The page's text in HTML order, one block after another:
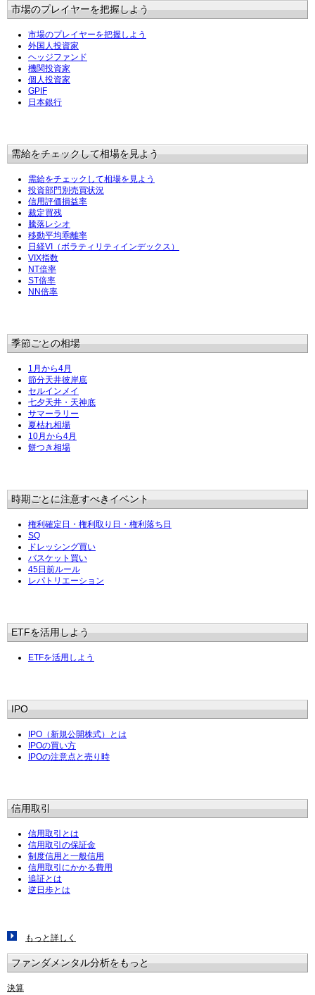
市場のプレイヤーを把握しよう
市場のプレイヤーを把握しよう
外国人投資家
ヘッジファンド
機関投資家
個人投資家
GPIF
日本銀行
需給をチェックして相場を見よう
需給をチェックして相場を見よう
投資部門別売買状況
信用評価損益率
裁定買残
騰落レシオ
移動平均乖離率
日経VI（ボラティリティインデックス）
VIX指数
NT倍率
ST倍率
NN倍率
季節ごとの相場
1月から4月
節分天井彼岸底
セルインメイ
七夕天井・天神底
サマーラリー
夏枯れ相場
10月から4月
餅つき相場
時期ごとに注意すべきイベント
権利確定日・権利取り日・権利落ち日
SQ
ドレッシング買い
バスケット買い
45日前ルール
レパトリエーション
ETFを活用しよう
ETFを活用しよう
IPO
IPO（新規公開株式）とは
IPOの買い方
IPOの注意点と売り時
信用取引
信用取引とは
信用取引の保証金
制度信用と一般信用
信用取引にかかる費用
追証とは
逆日歩とは
もっと詳しく
ファンダメンタル分析をもっと
決算